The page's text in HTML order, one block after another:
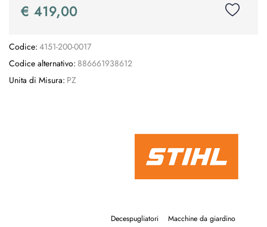
€ 419,00
Codice: 4151-200-0017
Codice alternativo: 886661938612
Unita di Misura: PZ
Decespugliatori Macchine da giardino